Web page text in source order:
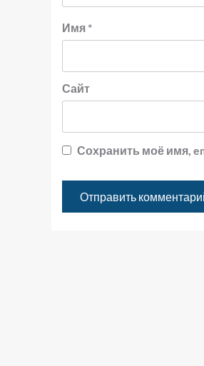
Имя *
Сайт
Сохранить моё имя,